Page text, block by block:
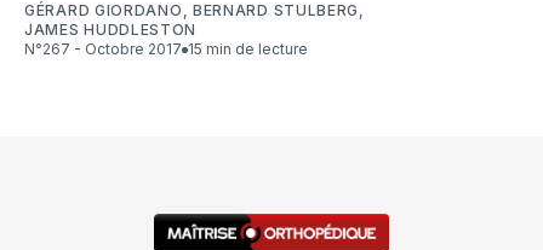
GÉRARD GIORDANO , BERNARD STULBERG ,
JAMES HUDDLESTON
N°267 - Octobre 2017
15 min de lecture